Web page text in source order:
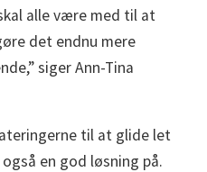
alle være med til at
det endnu mere
siger Ann-Tina
til at glide let
en god løsning på.